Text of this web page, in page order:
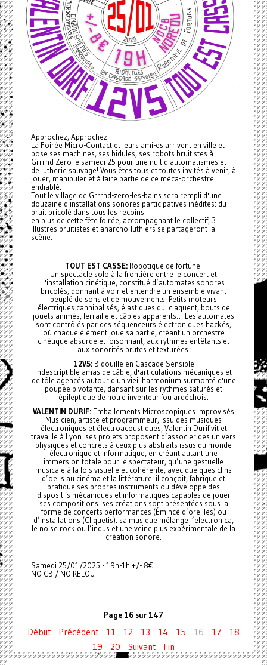
Approchez, Approchez!!
La Foirée Micro-Contact et leurs ami-es arrivent en ville et
pose ses machines, ses bidules, ses robots bruitistes à
Grrrnd Zero le samedi 25 pour une nuit d'automatismes et
de lutherie sauvage! Vous êtes tous et toutes invités à venir, à
jouer, manipuler et à faire partie de ce méca-orchestre
endiablé.
Tout le village de Grrrnd-zero-les-bains sera rempli d'une
douzaine d'installations sonores participatives inédites: du
bruit bricolé dans tous les recoins!
en plus de cette fête foirée, accompagnant le collectif, 3
illustres bruitistes et anarcho-luthiers se partageront la
scène:
TOUT EST CASSE: Robotique de fortune.
Un spectacle solo à la frontière entre le concert et
l'installation cinétique, constitué d’automates sonores
bricolés, donnant à voir et entendre un ensemble vivant
peuplé de sons et de mouvements. Petits moteurs
électriques cannibalisés, élastiques qui claquent, bouts de
jouets animés, ferraille et câbles apparents… Les automates
sont contrôlés par des séquenceurs électroniques hackés,
où chaque élément joue sa partie, créant un orchestre
cinétique absurde et foisonnant, aux rythmes entêtants et
aux sonorités brutes et texturées.
12V5:Bidouille en Cascade Sensible
Indescriptible amas de câble, d'articulations mécaniques et
de tôle agencés autour d'un vieil harmonium surmonté d'une
poupée pivotante, dansant sur les rythmes saturés et
épileptique de notre inventeur fou ardéchois.
VALENTIN DURIF: Emballements Microscopiques Improvisés
Musicien, artiste et programmeur, issu des musiques
électroniques et électroacoustiques, Valentin Durif vit et
travaille à Lyon. ses projets proposent d’associer des univers
physiques et concrets à ceux plus abstraits issus du monde
électronique et informatique, en créant autant une
immersion totale pour le spectateur, qu’une gestuelle
musicale à la fois visuelle et cohérente, avec quelques clins
d’oeils au cinéma et la littérature. il conçoit, fabrique et
pratique ses propres instruments ou développe des
dispositifs mécaniques et informatiques capables de jouer
ses compositions. ses créations sont présentées sous la
forme de concerts performances (Émincé d’oreilles) ou
d’installations (Cliquetis). sa musique mélange l’electronica,
le noise rock ou l’indus et une veine plus expérimentale de la
création sonore.
Samedi 25/01/2025 - 19h-1h +/- 8€
NO CB / NO RELOU
Page 16 sur 147
Début Précédent 11 12 13 14 15 16 17
18
19
20 Suivant Fin